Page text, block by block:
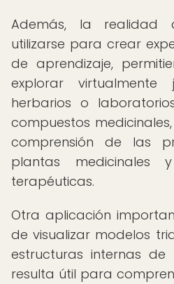
Además, la realidad
utilizarse para crear
de aprendizaje,
explorar virtualmente
herbarios o
compuestos
comprensión de las
plantas medicinales
terapéuticas.
Otra aplicación
de visualizar modelos
estructuras internas
resulta útil para